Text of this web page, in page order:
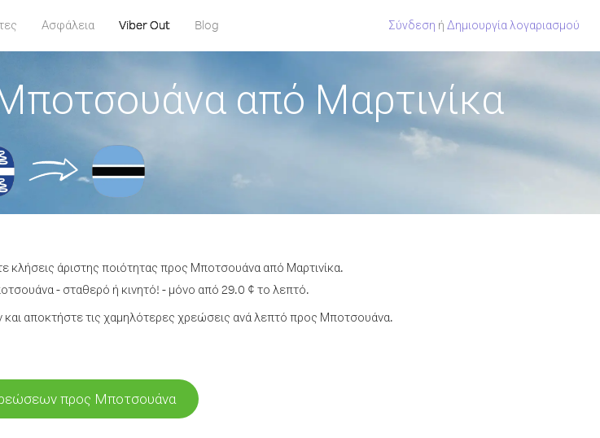
Ασφάλεια Viber Out Blog Σύνδεση ή Δημιουργία λογαριασμού
από Μαρτινίκα
κλήσεις άριστης ποιότητας προς Μποτσουάνα από Μαρτινίκα.
- σταθερό ή κινητό! - μόνο από 29.0 ¢ το λεπτό.
αποκτήστε τις χαμηλότερες χρεώσεις ανά λεπτό προς Μποτσουάνα.
προς Μποτσουάνα